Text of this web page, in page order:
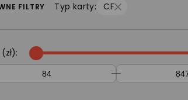
FILTRY Typ karty: CF